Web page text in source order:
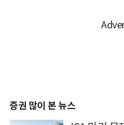
증권 많이 본 뉴스